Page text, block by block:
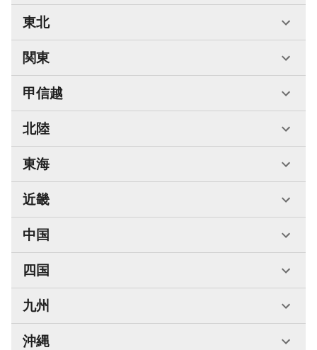
東北
関東
甲信越
北陸
東海
近畿
中国
四国
九州
沖縄